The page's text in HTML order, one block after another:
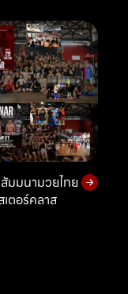
มมนามวยไทย
เตอร์คลาส